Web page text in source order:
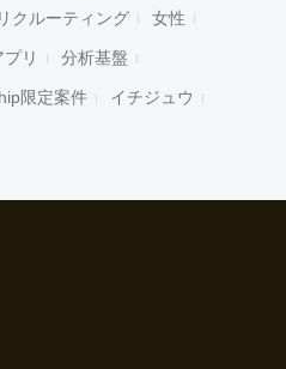
リクルーティング 女性
リ 分析基盤
限定案件 イチジュウ